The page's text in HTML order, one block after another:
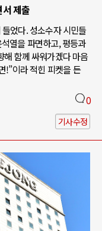
제출
었다. 성소수자 시민들
열을 파면하고, 평등과
해 함께 싸워가겠다 마음
!”이라 적힌 피켓을 든
0
기사수정